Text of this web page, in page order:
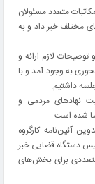
متعدد مسئولان
مختلف خبر داد و به
لازم ارائه و
به وجود آمد و با
داشتیم.
نهادهای مردمی و
شده است.
آئین‌نامه کارگروه
دستگاه قضایی خبر
تکالیف متعددی برای بخش‌های